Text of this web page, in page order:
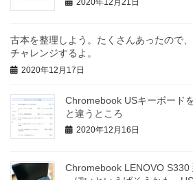
2020年12月21日
古本を整理しよう。たくさんあったので
チャレンジするよ。
2020年12月17日
Chromebook USキーボード
と違うところ
2020年12月16日
Chromebook LENOVO S330